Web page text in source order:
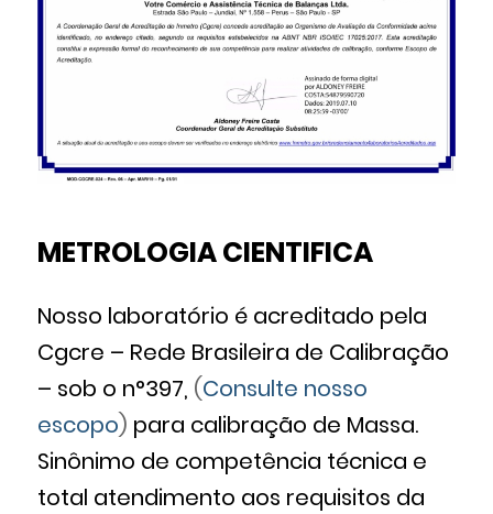
METROLOGIA CIENTIFICA
Nosso laboratório é acreditado pela
Cgcre – Rede Brasileira de Calibração
– sob o n°397, (Consulte nosso
escopo) para calibração de Massa.
Sinônimo de competência técnica e
total atendimento aos requisitos da